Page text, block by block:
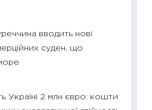
вводить нові
суден, що
Україні 2 млн євро: кошти